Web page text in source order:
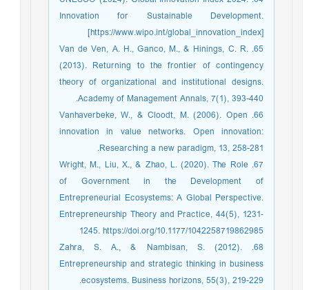
Innovation for Sustainable Development.
[https://www.wipo.int/global_innovation_index]
65. Van de Ven, A. H., Ganco, M., & Hinings, C. R.
(2013). Returning to the frontier of contingency
theory of organizational and institutional designs.
Academy of Management Annals, 7(1), 393-440.‏
66. Vanhaverbeke, W., & Cloodt, M. (2006). Open
innovation in value networks. Open innovation:
Researching a new paradigm, 13, 258-281.‏
67. Wright, M., Liu, X., & Zhao, L. (2020). The Role
of Government in the Development of
Entrepreneurial Ecosystems: A Global Perspective.
Entrepreneurship Theory and Practice, 44(5), 1231-
1245. https://doi.org/10.1177/1042258719862985
68. Zahra, S. A., & Nambisan, S. (2012).
Entrepreneurship and strategic thinking in business
ecosystems. Business horizons, 55(3), 219-229.